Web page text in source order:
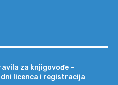
za knjigovođe –
licenca i registracija